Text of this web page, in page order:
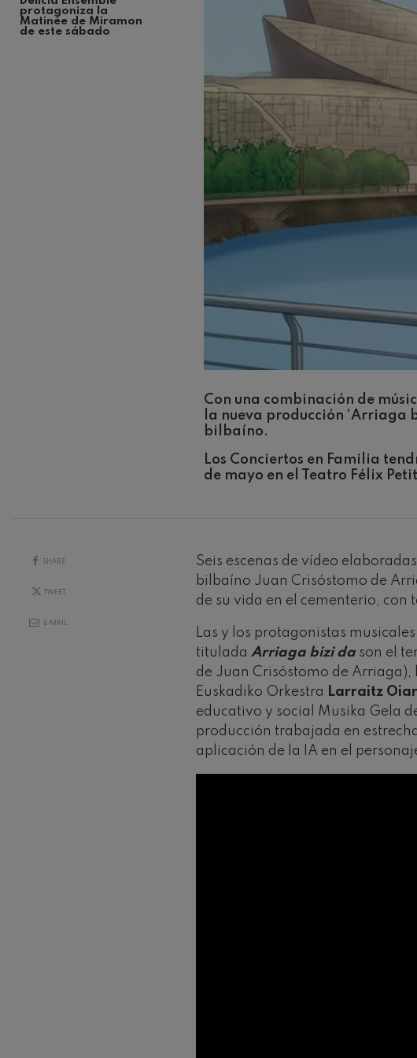
Con una combinación de
la nueva producción ‘Arriaga
bilbaíno.
Los Conciertos en Familia
de mayo en el Teatro Félix
protagoniza la
Matinée de Miramon
de este sábado
SHARE
TWEET
E-MAIL
Seis escenas de vídeo
bilbaíno Juan Crisóstomo de
de su vida en el cementerio, con
Las y los protagonistas
titulada Arriaga bizi da son el
de Juan Crisóstomo de Arriaga),
Euskadiko Orkestra Larraitz
educativo y social Musika Gela
producción trabajada en
aplicación de la IA en el
C. Franck: Symphonic
C. Franck
J. Brahms: Symphony No.4
J. C. Arriaga: Los esclavos
J. C. Arriaga
Joseph Haydn: Symphony
Joseph Haydn
El cant dels ocells
Franz Schubert: Night
Franz Schubert
Johannes Brahms: Piano
Wolfgang Amadeus
No.5
Wolfgang Amadeus Mozart
Max Bruch: Kol nidrei
Max Bruch
Robert Schumann: Violin
Gabriel Fauré: Pelléas et
Gabriel Fauré